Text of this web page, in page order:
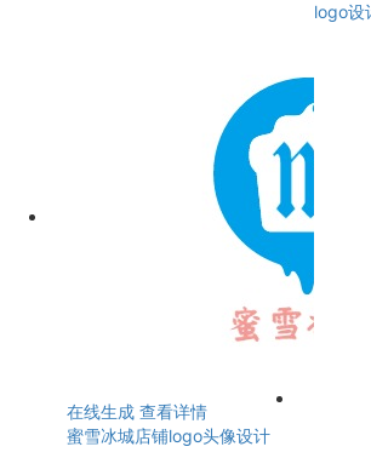
logo设
在线生成 查看详情
蜜雪冰城店铺logo头像设计